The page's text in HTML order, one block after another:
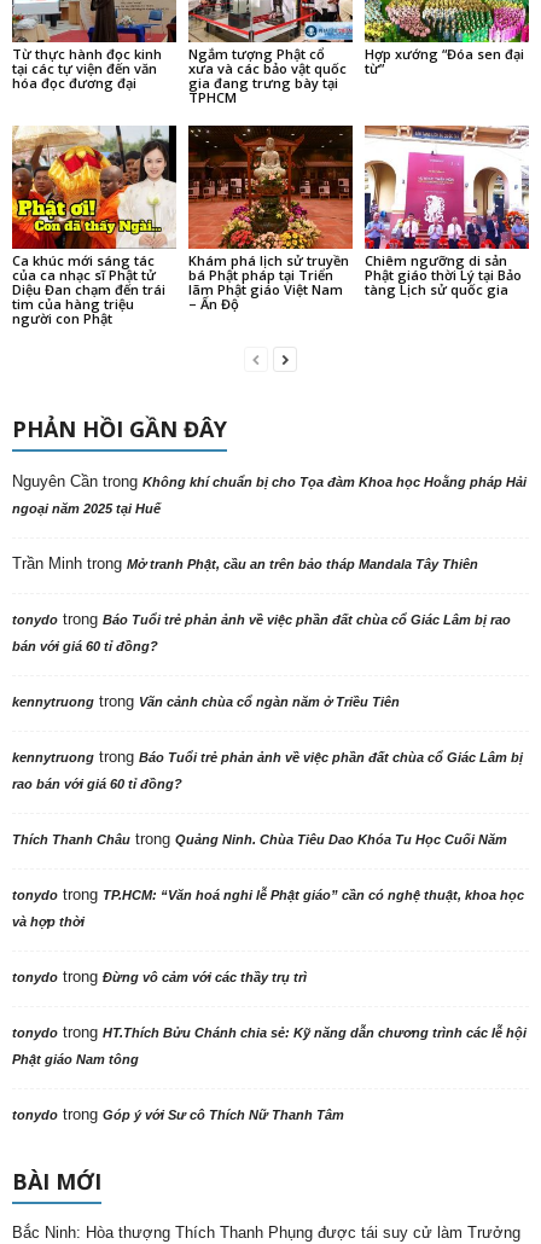
Từ thực hành đọc kinh
tại các tự viện đến văn
hóa đọc đương đại
Ngắm tượng Phật cổ
xưa và các bảo vật quốc
gia đang trưng bày tại
TPHCM
Hợp xướng “Đóa sen đại
từ”
Ca khúc mới sáng tác
của ca nhạc sĩ Phật tử
Diệu Đan chạm đến trái
tim của hàng triệu
người con Phật
Khám phá lịch sử truyền
bá Phật pháp tại Triển
lãm Phật giáo Việt Nam
– Ấn Độ
Chiêm ngưỡng di sản
Phật giáo thời Lý tại Bảo
tàng Lịch sử quốc gia
PHẢN HỒI GẦN ĐÂY
Nguyên Cần trong Không khí chuẩn bị cho Tọa đàm Khoa học Hoằng pháp Hải
ngoại năm 2025 tại Huế
Trần Minh trong Mở tranh Phật, cầu an trên bảo tháp Mandala Tây Thiên
tonydo trong Báo Tuổi trẻ phản ảnh về việc phần đất chùa cổ Giác Lâm bị rao
bán với giá 60 tỉ đồng?
kennytruong trong Vãn cảnh chùa cổ ngàn năm ở Triều Tiên
kennytruong trong Báo Tuổi trẻ phản ảnh về việc phần đất chùa cổ Giác Lâm bị
rao bán với giá 60 tỉ đồng?
Thích Thanh Châu trong Quảng Ninh. Chùa Tiêu Dao Khóa Tu Học Cuối Năm
tonydo trong TP.HCM: “Văn hoá nghi lễ Phật giáo” cần có nghệ thuật, khoa học
và hợp thời
tonydo trong Đừng vô cảm với các thầy trụ trì
tonydo trong HT.Thích Bửu Chánh chia sẻ: Kỹ năng dẫn chương trình các lễ hội
Phật giáo Nam tông
tonydo trong Góp ý với Sư cô Thích Nữ Thanh Tâm
BÀI MỚI
Bắc Ninh: Hòa thượng Thích Thanh Phụng được tái suy cử làm Trưởng